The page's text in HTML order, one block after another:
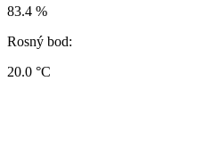
83.4 %
Rosný bod:
20.0 °C